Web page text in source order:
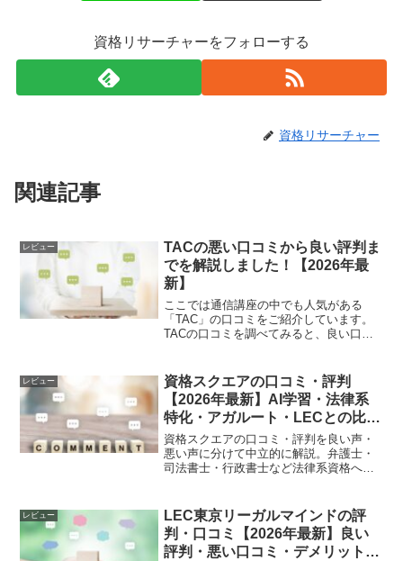
資格リサーチャーをフォローする
資格リサーチャー
関連記事
レビュー
TACの悪い口コミから良い評判ま
でを解説しました！【2026年最
新】
ここでは通信講座の中でも人気がある
「TAC」の口コミをご紹介しています。
TACの口コミを調べてみると、良い口コ
も中立的な立場からTACに対しての口コ
ミを伝えていけたらと...
レビュー
資格スクエアの口コミ・評判
【2026年最新】AI学習・法律系
特化・アガルート・LECとの比較
を解説
資格スクエアの口コミ・評判を良い声・
悪い声に分けて中立的に解説。弁護士・
司法書士・行政書士など法律系資格への
で解説します。
レビュー
LEC東京リーガルマインドの評
判・口コミ【2026年最新】良い
評判・悪い口コミ・デメリットを